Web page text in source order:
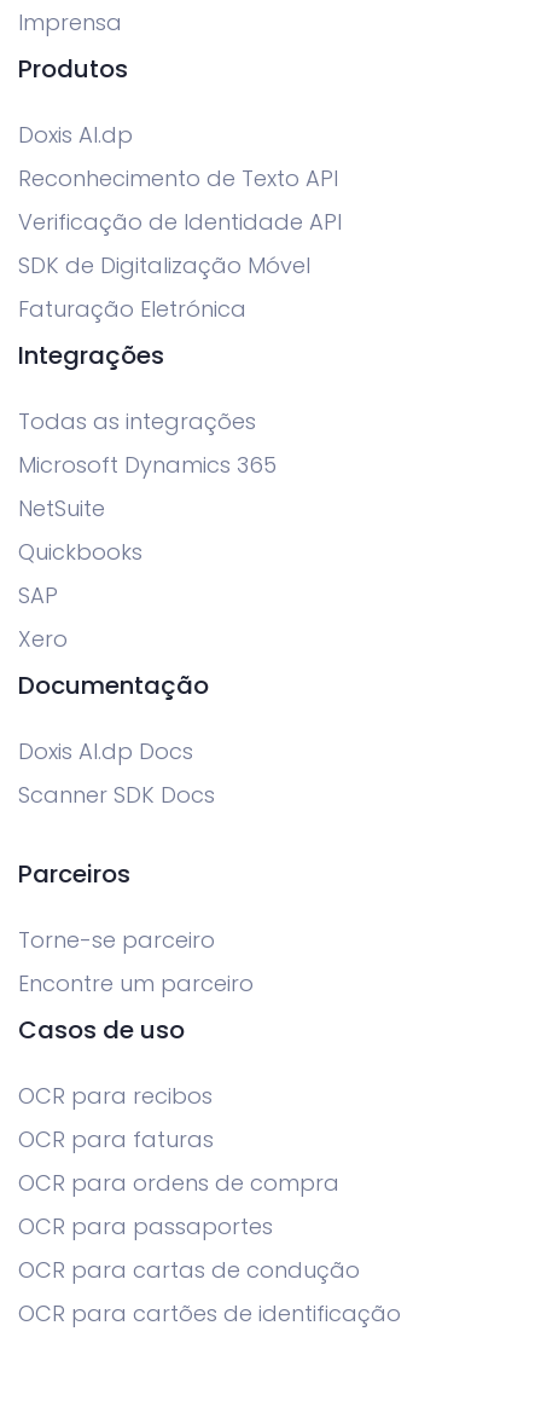
Imprensa
Produtos
Doxis AI.dp
Reconhecimento de Texto API
Verificação de Identidade API
SDK de Digitalização Móvel
Faturação Eletrónica
Integrações
Todas as integrações
Microsoft Dynamics 365
NetSuite
Quickbooks
SAP
Xero
Documentação
Doxis AI.dp Docs
Scanner SDK Docs
Parceiros
Torne-se parceiro
Encontre um parceiro
Casos de uso
OCR para recibos
OCR para faturas
OCR para ordens de compra
OCR para passaportes
OCR para cartas de condução
OCR para cartões de identificação